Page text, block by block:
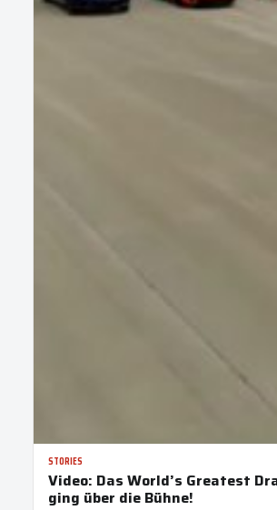
STORIES
Video: Das World’s Greatest
ging über die Bühne!